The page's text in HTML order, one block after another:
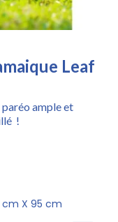
Leaf
paréo ample et
!
X 95 cm